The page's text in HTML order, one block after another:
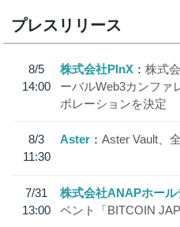
プレスリリース
8/5
14:00
株式会社PlnX
株式
ーバルWeb3カンファ
ボレーションを決定
8/3
11:30
Aster Aster Vault、
7/31
13:00
株式会社ANAPホール
ベント「BITCOIN